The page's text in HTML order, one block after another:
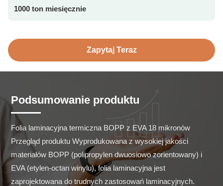
1000 ton miesięcznie
Zapytaj Teraz
Podsumowanie produktu
Folia laminacyjna termiczna BOPP z EVA 18 mikronów
Przegląd produktu Wyprodukowana z wysokiej jakości
materiałów BOPP (polipropylen dwuosiowo zorientowany) i
EVA (etylen-octan winylu), folia laminacyjna jest
zaprojektowana do trudnych zastosowań laminacyjnych.